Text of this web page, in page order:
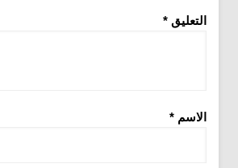
التعليق *
الاسم *